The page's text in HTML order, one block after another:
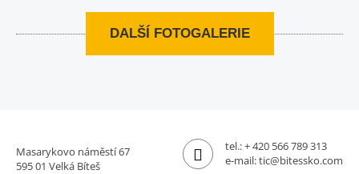
DALŠÍ FOTOGALERIE
Masarykovo náměstí 67
595 01 Velká Bíteš
tel.:+ 420 566 789 313
e-mail:tic@bitessko.com